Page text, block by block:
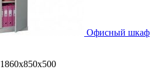
Офисный шкаф
1860x850x500